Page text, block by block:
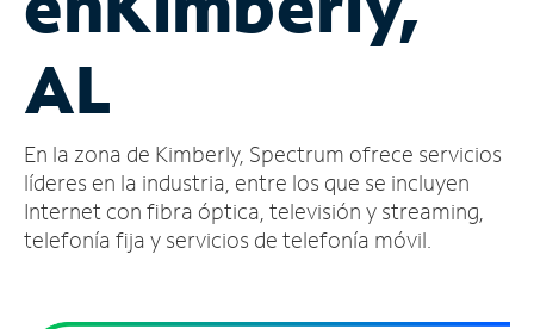
cuenta
Encuentra
tienda
AL
En la zona de Kimberly, Spectrum ofrece servicios
líderes en la industria, entre los que se incluyen
Internet con fibra óptica, televisión y streaming,
telefonía fija y servicios de telefonía móvil.